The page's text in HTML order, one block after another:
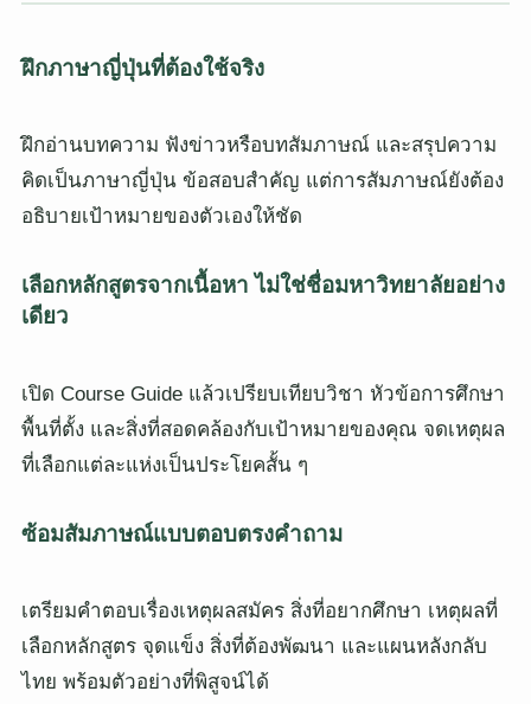
ฝึกภาษาญี่ปุ่นที่ต้องใช้จริง
ฝึกอ่านบทความ ฟังข่าวหรือบทสัมภาษณ์ และสรุปความ
คิดเป็นภาษาญี่ปุ่น ข้อสอบสำคัญ แต่การสัมภาษณ์ยังต้อง
อธิบายเป้าหมายของตัวเองให้ชัด
เลือกหลักสูตรจากเนื้อหา ไม่ใช่ชื่อมหาวิทยาลัยอย่าง
เดียว
เปิด Course Guide แล้วเปรียบเทียบวิชา หัวข้อการศึกษา
พื้นที่ตั้ง และสิ่งที่สอดคล้องกับเป้าหมายของคุณ จดเหตุผล
ที่เลือกแต่ละแห่งเป็นประโยคสั้น ๆ
ซ้อมสัมภาษณ์แบบตอบตรงคำถาม
เตรียมคำตอบเรื่องเหตุผลสมัคร สิ่งที่อยากศึกษา เหตุผลที่
เลือกหลักสูตร จุดแข็ง สิ่งที่ต้องพัฒนา และแผนหลังกลับ
ไทย พร้อมตัวอย่างที่พิสูจน์ได้